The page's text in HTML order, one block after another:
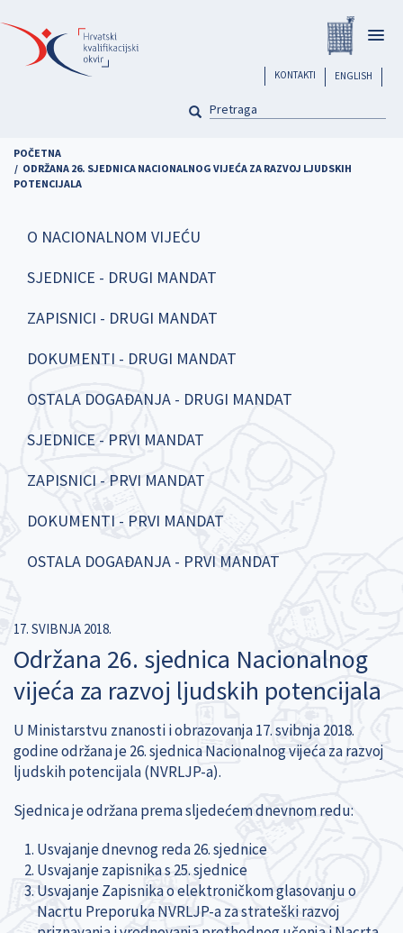
na
glavni
sadržaj
ENGLISH
header
KONTAKTI
PRETRAGA
POČETNA
ODRŽANA 26. SJEDNICA NACIONALNOG VIJEĆA ZA RAZVOJ LJUDSKIH
POTENCIJALA
O NACIONALNOM VIJEĆU
SJEDNICE - DRUGI MANDAT
ZAPISNICI - DRUGI MANDAT
DOKUMENTI - DRUGI MANDAT
OSTALA DOGAĐANJA - DRUGI MANDAT
SJEDNICE - PRVI MANDAT
ZAPISNICI - PRVI MANDAT
DOKUMENTI - PRVI MANDAT
OSTALA DOGAĐANJA - PRVI MANDAT
17. SVIBNJA 2018.
Održana 26. sjednica Nacionalnog
vijeća za razvoj ljudskih potencijala
U Ministarstvu znanosti i obrazovanja 17. svibnja 2018.
godine održana je 26. sjednica Nacionalnog vijeća za razvoj
ljudskih potencijala (NVRLJP-a).
Sjednica je održana prema sljedećem dnevnom redu:
Usvajanje dnevnog reda 26. sjednice
Usvajanje zapisnika s 25. sjednice
Usvajanje Zapisnika o elektroničkom glasovanju o
Nacrtu Preporuka NVRLJP-a za strateški razvoj